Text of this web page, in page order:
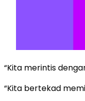
“Kita merintis
“Kita bertekad